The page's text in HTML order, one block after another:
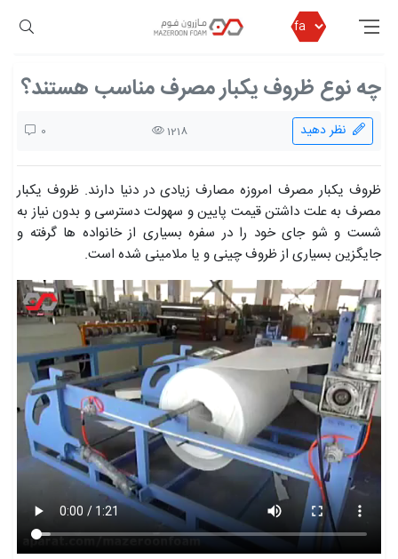
مازرون فوم
بلاگ مازرون فوم
چه نوع ظروف یکبار مصرف مناسب هستند؟
چه نوع ظروف یکبار مصرف مناسب هستند؟
0 1218 نظر دهید
ظروف یکبار مصرف امروزه مصارف زیادی در دنیا دارند. ظروف یکبار
مصرف به علت داشتن قیمت پایین و سهولت دسترسی و بدون نیاز به
شست و شو جای خود را در سفره بسیاری از خانواده ها گرفته و
جایگزین بسیاری از ظروف چینی و یا ملامینی شده است.